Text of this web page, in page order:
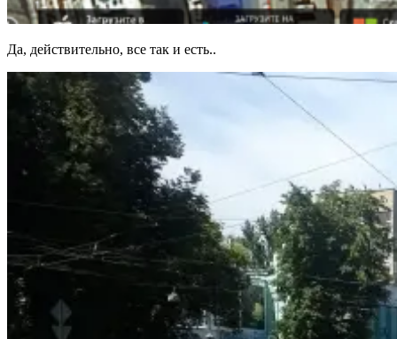
Да, действительно, все так и есть..